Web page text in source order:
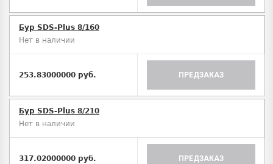
Бур SDS-Plus 8/160
Нет в наличии
253.83000000 руб. ПРЕДЗАКАЗ
Бур SDS-Plus 8/210
Нет в наличии
317.02000000 руб. ПРЕДЗАКАЗ